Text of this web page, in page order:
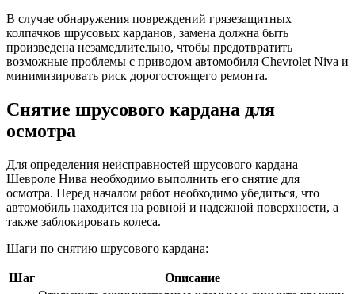
В случае обнаружения повреждений грязезащитных
колпачков шрусовых карданов, замена должна быть
произведена незамедлительно, чтобы предотвратить
возможные проблемы с приводом автомобиля Chevrolet Niva и
минимизировать риск дорогостоящего ремонта.
Снятие шрусового кардана для
осмотра
Для определения неисправностей шрусового кардана
Шевроле Нива необходимо выполнить его снятие для
осмотра. Перед началом работ необходимо убедиться, что
автомобиль находится на ровной и надежной поверхности, а
также заблокировать колеса.
Шаги по снятию шрусового кардана:
Шаг
Описание